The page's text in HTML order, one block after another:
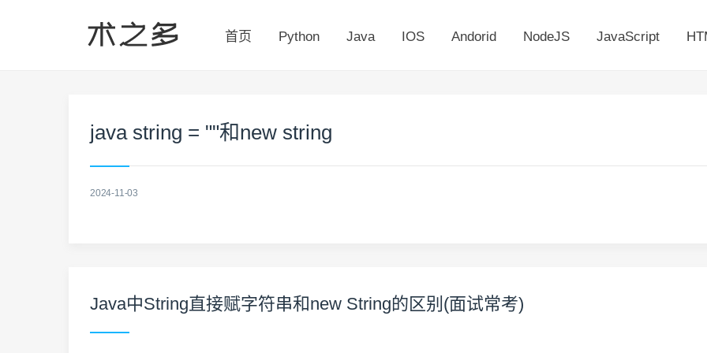
首页 Python Java IOS Andorid NodeJS JavaScript
java string = ""和new string
2024-11-03
Java中String直接赋字符串和new String的区别(面试常考)